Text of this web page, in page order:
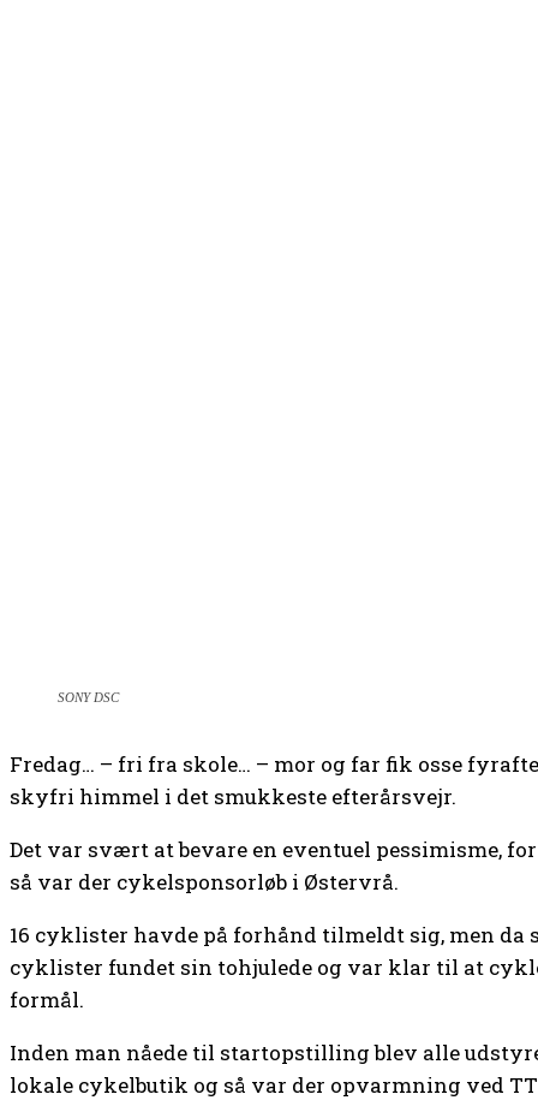
SONY DSC
Fredag… – fri fra skole… – mor og far fik osse
skyfri himmel i det smukkeste efterårsvejr.
Det var svært at bevare en eventuel pessimisme,
så var der cykelsponsorløb i Østervrå.
16 cyklister havde på forhånd tilmeldt sig, men da
cyklister fundet sin tohjulede og var klar til at
formål.
Inden man nåede til startopstilling blev alle
lokale cykelbutik og så var der opvarmning ved